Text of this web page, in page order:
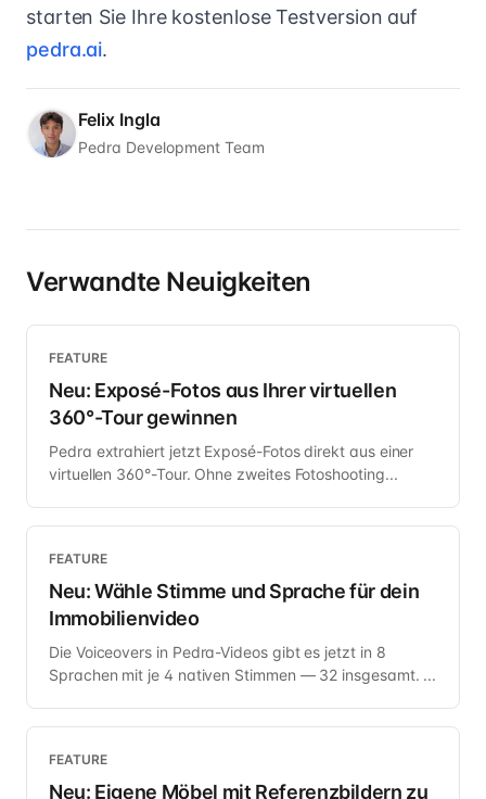
starten Sie Ihre kostenlose Testversion auf
pedra.ai.
Felix Ingla
Pedra Development Team
Verwandte Neuigkeiten
FEATURE
Neu: Exposé-Fotos aus Ihrer virtuellen
360°-Tour gewinnen
Pedra extrahiert jetzt Exposé-Fotos direkt aus einer
virtuellen 360°-Tour. Ohne zweites Fotoshooting...
FEATURE
Neu: Wähle Stimme und Sprache für dein
Immobilienvideo
Die Voiceovers in Pedra-Videos gibt es jetzt in 8
Sprachen mit je 4 nativen Stimmen — 32 insgesamt. ...
FEATURE
Neu: Eigene Möbel mit Referenzbildern zu